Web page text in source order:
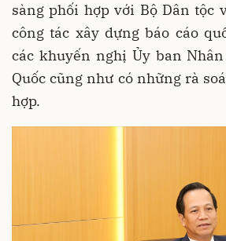
sàng phối hợp với Bộ Dân tộc
công tác xây dựng báo cáo
các khuyến nghị Ủy ban
Quốc cũng như có những rà
hợp.